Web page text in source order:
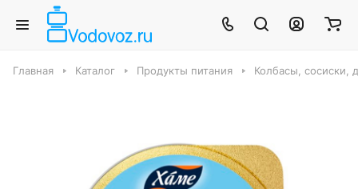
Главная Каталог Продукты питания Колбасы, сосиски,